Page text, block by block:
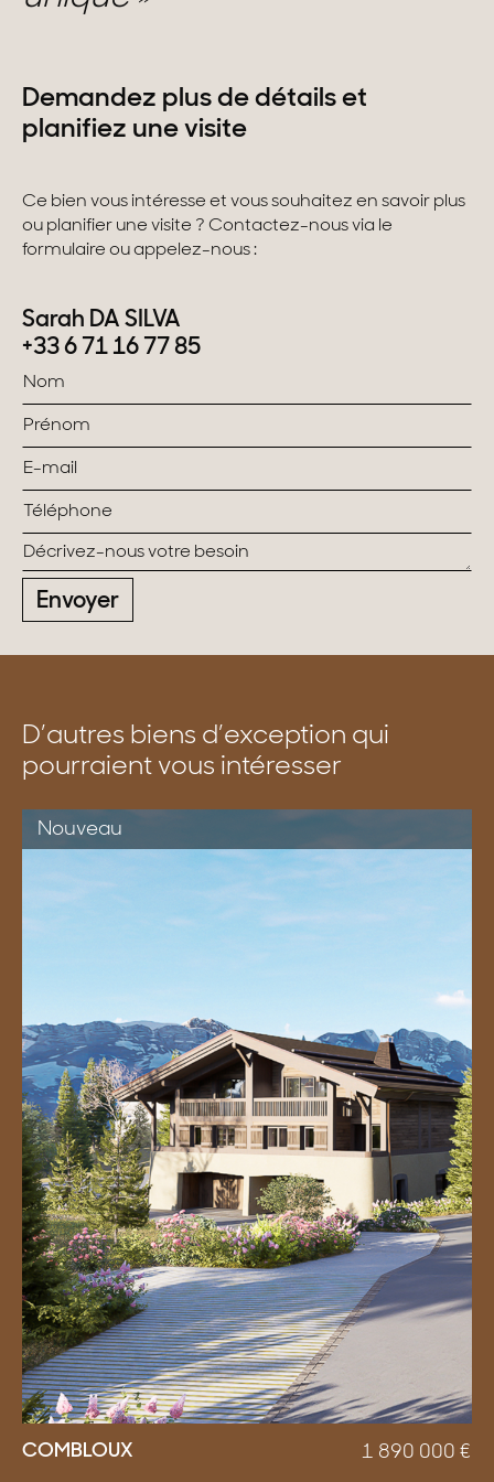
Demandez plus de détails et
planifiez une visite
Ce bien vous intéresse et vous souhaitez en savoir plus
ou planifier une visite ? Contactez-nous via le
formulaire ou appelez-nous :
Sarah DA SILVA
+33 6 71 16 77 85
Envoyer
D’autres biens d’exception qui
pourraient vous intéresser
Nouveau
COMBLOUX 1 890 000 €